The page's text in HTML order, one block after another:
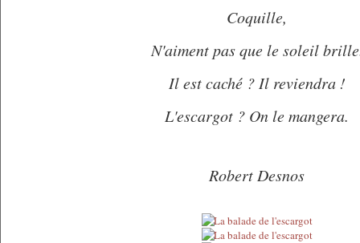
Coquille,
N'aiment pas que le soleil
Il est caché ? Il reviendra !
L'escargot ? On le mangera.
Robert Desnos